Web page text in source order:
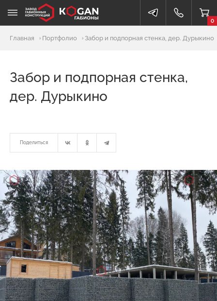
0
Главная Портфолио Забор и подпорная стенка, дер. Дурыкино
Забор и подпорная стенка,
дер. Дурыкино
Поделиться